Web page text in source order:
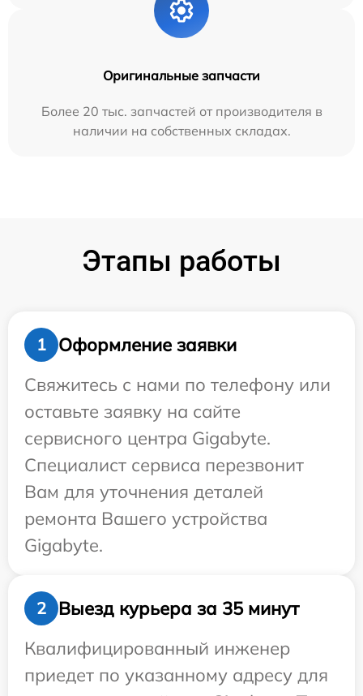
Оригинальные запчасти
Более 20 тыс. запчастей от производителя в
наличии на собственных складах.
Этапы работы
1
Оформление заявки
Свяжитесь с нами по телефону или
оставьте заявку на сайте
сервисного центра Gigabyte.
Специалист сервиса перезвонит
Вам для уточнения деталей
ремонта Вашего устройства
Gigabyte.
2
Выезд курьера за 35 минут
Квалифицированный инженер
приедет по указанному адресу для